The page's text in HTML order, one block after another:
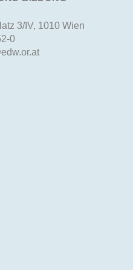
3/IV, 1010 Wien
0